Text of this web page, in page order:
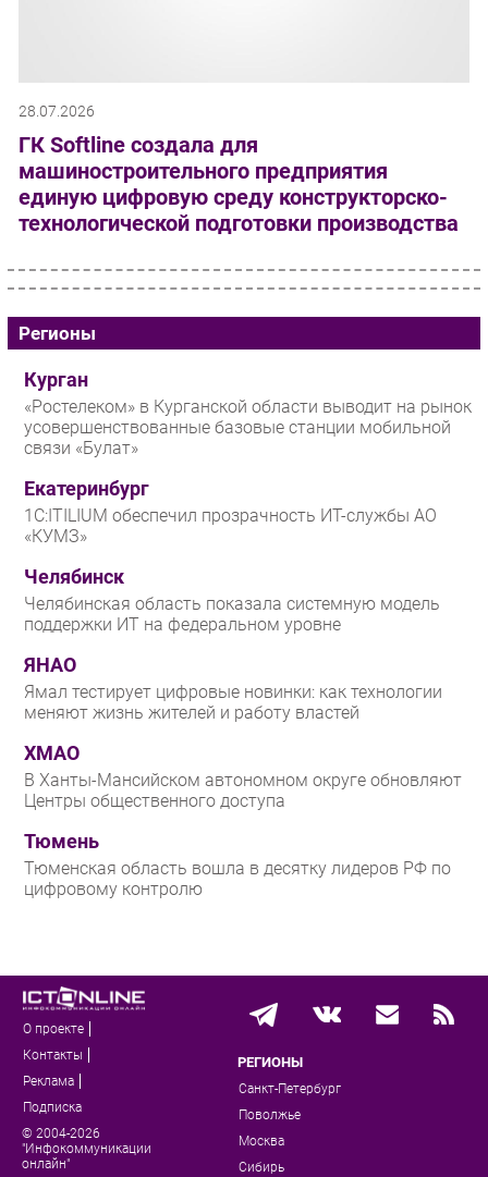
28.07.2026
ГК Softline создала для
машиностроительного предприятия
единую цифровую среду конструкторско-
технологической подготовки производства
Регионы
Курган
«Ростелеком» в Курганской области выводит на рынок
усовершенствованные базовые станции мобильной
связи «Булат»
Екатеринбург
1С:ITILIUM обеспечил прозрачность ИТ-службы АО
«КУМЗ»
Челябинск
Челябинская область показала системную модель
поддержки ИТ на федеральном уровне
ЯНАО
Ямал тестирует цифровые новинки: как технологии
меняют жизнь жителей и работу властей
ХМАО
В Ханты-Мансийском автономном округе обновляют
Центры общественного доступа
Тюмень
Тюменская область вошла в десятку лидеров РФ по
цифровому контролю
О проекте
Контакты
Реклама
Подписка
© 2004-2026
"Инфокоммуникации
онлайн"
РЕГИОНЫ
Санкт-Петербург
Поволжье
Москва
Сибирь